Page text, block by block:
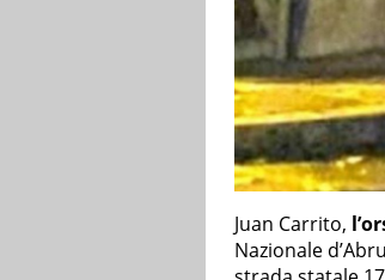
Juan Carrito,
Nazionale